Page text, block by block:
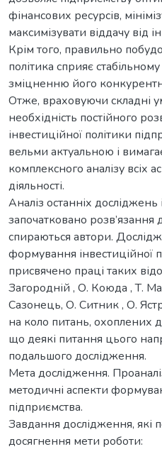
фінансових ресурсів,
максимізувати віддачу від
Крім того, правильно
політика сприяє
зміцненню його
Отже, враховуючи складні
необхідність постійного
інвестиційної політики
вельми актуальною і
комплексного аналізу всіх
діяльності.
Аналіз останніх досліджень
започатковано розв’язання
спираються автори.
формування інвестиційної
присвячено праці таких
Загородній , О. Коюда , Т.
Сазонець, О. Ситник , О.
на коло питань, охоплених
що деякі питання цього
подальшого дослідження.
Мета дослідження.
методичні аспекти
підприємства.
Завдання дослідження, які
досягнення мети роботи: